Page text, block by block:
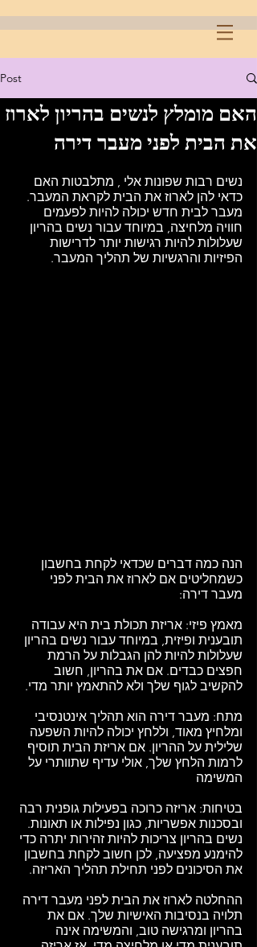
Post
האם מומלץ לנשים בהריון לארוז
את הבית לפני מעבר דירה
נשים רבות שפונות אלי , מתלבטות האם
כדאי להן לארוז את הבית לקראת המעבר.
מעבר לבית חדש יכולה להיות לפעמים
חוויה מלחיצה, במיוחד עבור נשים בהריון
שעלולות להיות רגישות יותר לדרישות
הפיזיות והרגשיות של תהליך המעבר.
הנה כמה דברים שכדאי לקחת בחשבון
כשמחליטים אם לארוז את הבית לפני
מעבר דירה:
מאמץ פיזי: אריזת תכולת בית היא עבודה
תובענית ופיזית, במיוחד עבור נשים בהריון
שעלולות להיות להן הגבלות על הרמת
חפצים כבדים. אם את בהריון, חשוב
להקשיב לגוף שלך ולא להתאמץ יותר מדי.
מתח: מעבר דירה הוא תהליך אינטנסיבי
ומלחיץ מאוד, וללחץ יכולה להיות השפעה
שלילית על ההריון. אם אריזת הבית תוסיף
לרמות הלחץ שלך, אולי עדיף שתוותרי על
המשימה
בטיחות: אריזה כרוכה בפעילות גופנית רבה
ובסכנות אפשריות, כגון נפילות או תאונות.
נשים בהריון צריכות להיות זהירות יתרה כדי
להימנע מפציעה, לכן חשוב לקחת בחשבון
את הסיכונים לפני תחילת תהליך האריזה.
ההחלטה לארוז את הבית לפני מעבר דירה
תלויה בנסיבות האישיות שלך. אם את
בהריון ומרגישה טוב, והמשימה אינה